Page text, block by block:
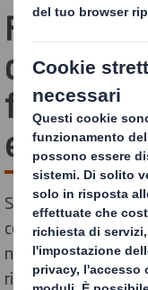
Fino a
di resi
festività
e-
Secondo uno studio
commerce sono
nell’ordine dei
rivenditori.